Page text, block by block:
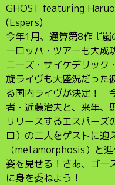
GHOST featuring
(Espers)
今年1月、通算第8作『
ーロッパ・ツアーも大成
ニーズ・サイケデリック
旋ライヴも大盛況だった
る国内ライヴが決定！
者・近藤治夫と、来年、
リリースするエスパーズ
ロ）の二人をゲストに迎
（metamorphosis）と
姿を見せる！さあ、ゴー
に身を委ねよう！